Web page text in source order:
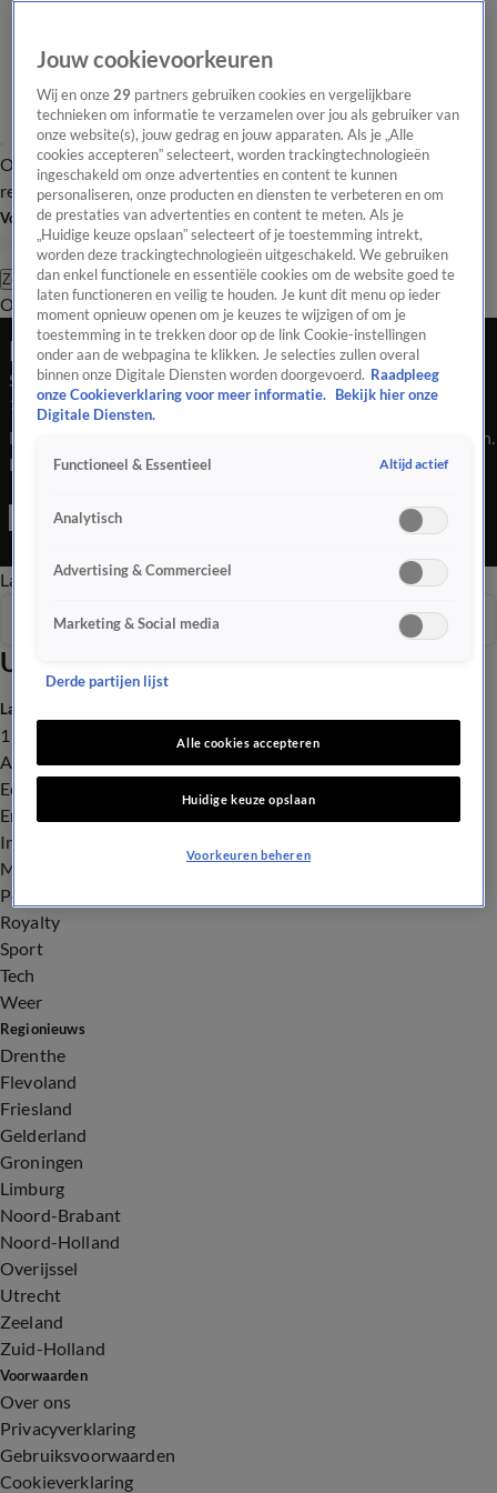
Overzicht Laatste nieuws Regionieuws Het beste van Hart
Tip de
redactie
Volg Hart van Nederland
Zoeken
OverzichtRegioUitzendingenWeerTip de redactiePanelVideo's
Late Editie
Seizoen 2025, aflevering 294
19 okt 2025, 22:45
Man overvallen door gemaskerde mannen met een vuurwapen.
Een wethouder beweert dat er klachten zijn over een
klachten blijken verzonnen. En, denk naast pompoenen in je
Late EditieOchtend EditieVroege Editie
Uitzendingen
Seizoen 2025
Laatste nieuws
112
Advies & Tips
Economie
Entertainment
Infrastructuur
Milieu en Gezondheid
Politiek
Royalty
Sport
Tech
Weer
Regionieuws
Drenthe
Flevoland
Friesland
Gelderland
Groningen
Limburg
Noord-Brabant
Noord-Holland
Overijssel
Utrecht
Zeeland
Zuid-Holland
Voorwaarden
Over ons
Privacyverklaring
Gebruiksvoorwaarden
Cookieverklaring
Jouw cookievoorkeuren
Wij en onze29 partners gebruiken cookies en vergelijkbare
technieken om informatie te verzamelen over jou als gebruiker van
onze website(s), jouw gedrag en jouw apparaten. Als je „Alle
cookies accepteren” selecteert, worden trackingtechnologieën
ingeschakeld om onze advertenties en content te kunnen
personaliseren, onze producten en diensten te verbeteren en om
de prestaties van advertenties en content te meten. Als je
„Huidige keuze opslaan” selecteert of je toestemming intrekt,
worden deze trackingtechnologieën uitgeschakeld. We gebruiken
dan enkel functionele en essentiële cookies om de website goed te
laten functioneren en veilig te houden. Je kunt dit menu op ieder
moment opnieuw openen om je keuzes te wijzigen of om je
toestemming in te trekken door op de link Cookie-instellingen
onder aan de webpagina te klikken. Je selecties zullen overal
binnen onze Digitale Diensten worden doorgevoerd. Raadpleeg
onze Cookieverklaring voor meer informatie.
Bekijk hier onze
Digitale Diensten.
Functioneel & Essentieel Altijd actief
Analytisch
Advertising & Commercieel
Marketing & Social media
Derde partijen lijst
Alle cookies accepteren
Huidige keuze opslaan
Voorkeuren beheren